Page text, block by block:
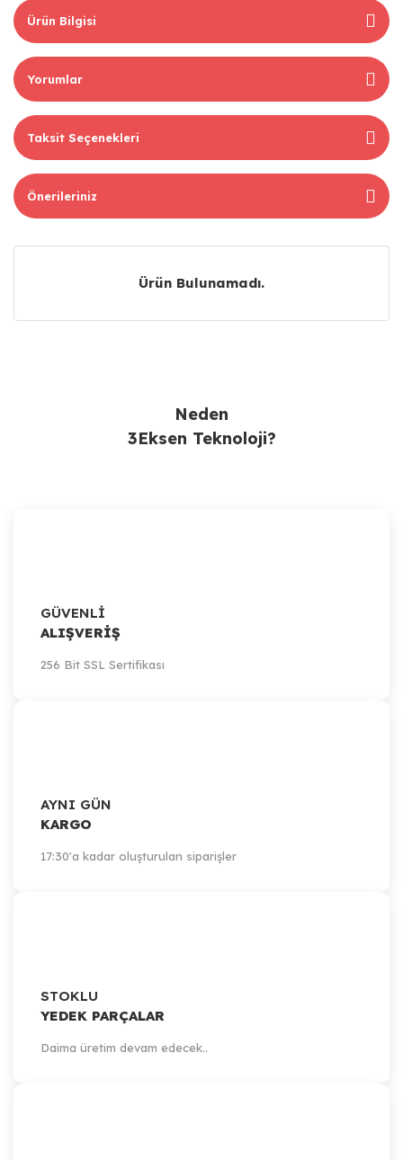
Ürün Bilgisi
Yorumlar
Taksit Seçenekleri
Önerileriniz
Ürün Bulunamadı.
Neden
3Eksen Teknoloji?
GÜVENLİ
ALIŞVERİŞ
256 Bit SSL Sertifikası
AYNI GÜN
KARGO
17:30'a kadar oluşturulan siparişler
STOKLU
YEDEK PARÇALAR
Daima üretim devam edecek..